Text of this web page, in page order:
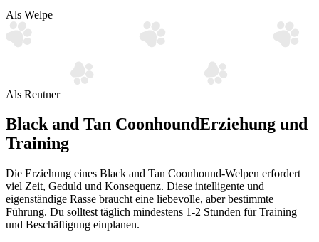
Als Welpe
Als Rentner
Black and Tan CoonhoundErziehung und
Training
Die Erziehung eines Black and Tan Coonhound-Welpen erfordert
viel Zeit, Geduld und Konsequenz. Diese intelligente und
eigenständige Rasse braucht eine liebevolle, aber bestimmte
Führung. Du solltest täglich mindestens 1-2 Stunden für Training
und Beschäftigung einplanen.